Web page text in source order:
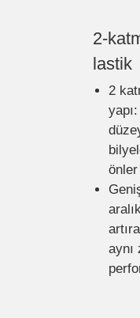
2-
lastik
2
önler
aynı